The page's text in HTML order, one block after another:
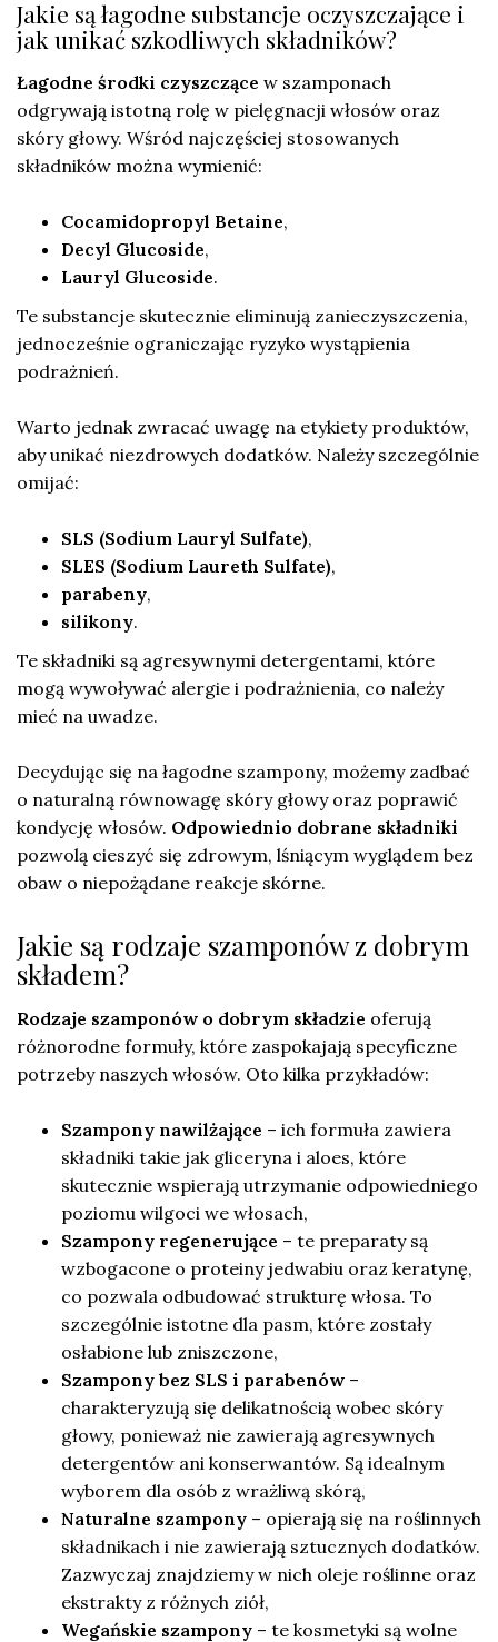
Jakie są łagodne substancje oczyszczające i
jak unikać szkodliwych składników?
Łagodne środki czyszczące w szamponach
odgrywają istotną rolę w pielęgnacji włosów oraz
skóry głowy. Wśród najczęściej stosowanych
składników można wymienić:
Cocamidopropyl Betaine,
Decyl Glucoside,
Lauryl Glucoside.
Te substancje skutecznie eliminują zanieczyszczenia,
jednocześnie ograniczając ryzyko wystąpienia
podrażnień.
Warto jednak zwracać uwagę na etykiety produktów,
aby unikać niezdrowych dodatków. Należy szczególnie
omijać:
SLS (Sodium Lauryl Sulfate),
SLES (Sodium Laureth Sulfate),
parabeny,
silikony.
Te składniki są agresywnymi detergentami, które
mogą wywoływać alergie i podrażnienia, co należy
mieć na uwadze.
Decydując się na łagodne szampony, możemy zadbać
o naturalną równowagę skóry głowy oraz poprawić
kondycję włosów. Odpowiednio dobrane składniki
pozwolą cieszyć się zdrowym, lśniącym wyglądem bez
obaw o niepożądane reakcje skórne.
Jakie są rodzaje szamponów z dobrym
składem?
Rodzaje szamponów o dobrym składzie oferują
różnorodne formuły, które zaspokajają specyficzne
potrzeby naszych włosów. Oto kilka przykładów:
Szampony nawilżające – ich formuła zawiera
składniki takie jak gliceryna i aloes, które
skutecznie wspierają utrzymanie odpowiedniego
poziomu wilgoci we włosach,
Szampony regenerujące – te preparaty są
wzbogacone o proteiny jedwabiu oraz keratynę,
co pozwala odbudować strukturę włosa. To
szczególnie istotne dla pasm, które zostały
osłabione lub zniszczone,
Szampony bez SLS i parabenów –
charakteryzują się delikatnością wobec skóry
głowy, ponieważ nie zawierają agresywnych
detergentów ani konserwantów. Są idealnym
wyborem dla osób z wrażliwą skórą,
Naturalne szampony – opierają się na roślinnych
składnikach i nie zawierają sztucznych dodatków.
Zazwyczaj znajdziemy w nich oleje roślinne oraz
ekstrakty z różnych ziół,
Wegańskie szampony – te kosmetyki są wolne